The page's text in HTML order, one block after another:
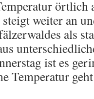
örtlich
weiter an
als
ist es
Temperatur